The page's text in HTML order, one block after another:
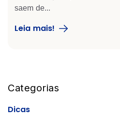
saem de...
Leia mais!
Blog Sidebar
Categorias
Dicas